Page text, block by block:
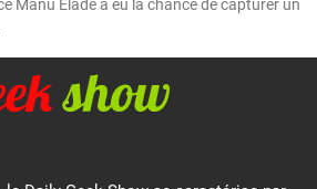
Manu Elade a eu la chance de capturer un